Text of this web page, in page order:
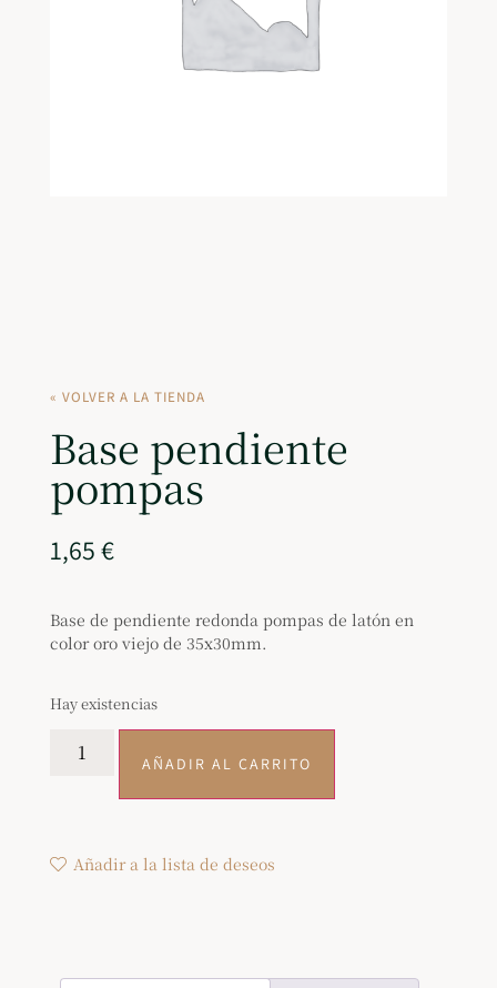
« VOLVER A LA TIENDA
Base pendiente
pompas
1,65€
Base de pendiente redonda pompas de latón en
color oro viejo de 35x30mm.
Hay existencias
AÑADIR AL CARRITO
Añadir a la lista de deseos